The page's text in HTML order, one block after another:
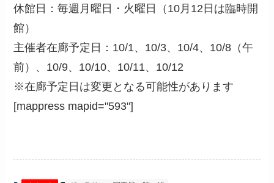
休館日：毎週月曜日・火曜日（10月12日は臨時開
館）
主催者在廊予定日：10/1、10/3、10/4、10/8（午
前）、10/9、10/10、10/11、10/12
※在廊予定日は変更となる可能性があります
[mappress mapid="593"]